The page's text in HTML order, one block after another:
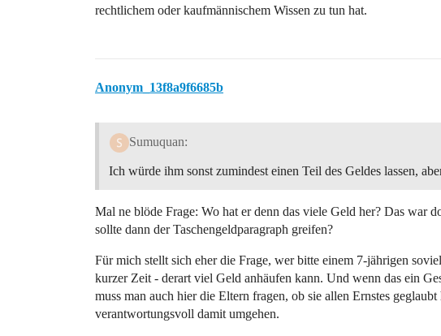
rechtlichem oder kaufmännischem Wissen zu tun hat.
Anonym_13f8a9f6685b
Sumuquan:
Ich würde ihm sonst zumindest einen Teil des Geldes lassen,
Mal ne blöde Frage: Wo hat er denn das viele Geld her? Das
sollte dann der Taschengeldparagraph greifen?
Für mich stellt sich eher die Frage, wer bitte einem 7-jährigen
kurzer Zeit - derart viel Geld anhäufen kann. Und wenn das ein
muss man auch hier die Eltern fragen, ob sie allen Ernstes
verantwortungsvoll damit umgehen.